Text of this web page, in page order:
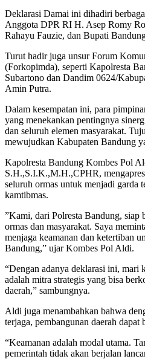
​Deklarasi Damai ini dihadiri
Anggota DPR RI H. Asep Romy
Rahayu Fauzie, dan Bupati
Turut hadir juga unsur Forum
(Forkopimda), seperti Kapolresta
Subartono dan Dandim 0624/
Amin Putra.
​Dalam kesempatan ini, para
yang menekankan pentingnya
dan seluruh elemen masyarakat.
mewujudkan Kabupaten Bandung
​Kapolresta Bandung Kombes Pol
S.H.,S.I.K.,M.H.,CPHR,
seluruh ormas untuk menjadi garda
kamtibmas.
​”Kami, dari Polresta Bandung, siap
ormas dan masyarakat. Saya
menjaga keamanan dan ketertiban
Bandung,” ujar Kombes Pol Aldi.
“Dengan adanya deklarasi ini, mari
adalah mitra strategis yang bisa
daerah,” sambungnya.
​Aldi juga menambahkan bahwa
terjaga, pembangunan daerah dapat
“Keamanan adalah modal utama.
pemerintah tidak akan berjalan